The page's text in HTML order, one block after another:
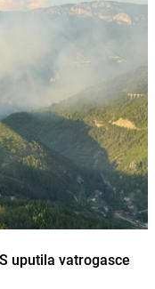
uputila vatrogasce